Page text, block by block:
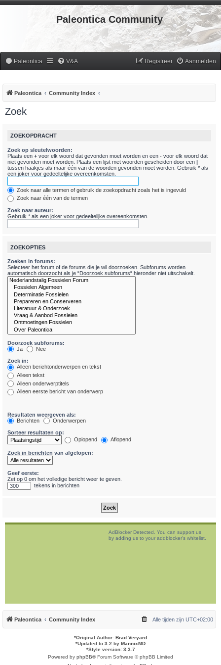
Paleontica Community
Paleontica V&A Aanmelden
Registreer
Paleontica Community Index
Zoek
ZOEKOPDRACHT
Zoek op sleutelwoorden:
Plaats een + voor elk woord dat gevonden moet worden en een - voor elk woord dat
niet gevonden moet worden. Plaats een lijst met woorden gescheiden door een |
tussen haakjes als maar één van de woorden gevonden moet worden. Gebruik * als
een joker voor gedeeltelijke overeenkomsten.
Zoek naar alle termen of gebruik de zoekopdracht zoals het is ingevuld
Zoek naar één van de termen
Zoek naar auteur:
Gebruik * als een joker voor gedeeltelijke overeenkomsten.
ZOEKOPTIES
Zoeken in forums:
Selecteer het forum of de forums die je wil doorzoeken. Subforums worden
automatisch doorzocht als je “Doorzoek subforums“ hieronder niet uitschakelt.
Doorzoek subforums:
Ja
Nee
Zoek in:
Alleen berichtonderwerpen en tekst
Alleen tekst
Alleen onderwerptitels
Alleen eerste bericht van onderwerp
Resultaten weergeven als:
Berichten
Onderwerpen
Sorteer resultaten op:
Oplopend
Aflopend
Zoek in berichten van afgelopen:
Geef eerste:
Zet op 0 om het volledige bericht weer te geven.
tekens in berichten
AdBlocker Detected. You can support us
by adding us to your addblocker's whitelist.
Paleontica Community Index Alle tijden zijn UTC+02:00
*Original Author: Brad Veryard
*Updated to 3.2 by MannixMD
*Style version: 3.3.7
Powered by phpBB® Forum Software © phpBB Limited